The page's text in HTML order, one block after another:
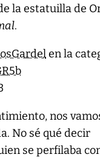
la estatuilla de
.
en la
nos
No sé qué decir
se perfilaba